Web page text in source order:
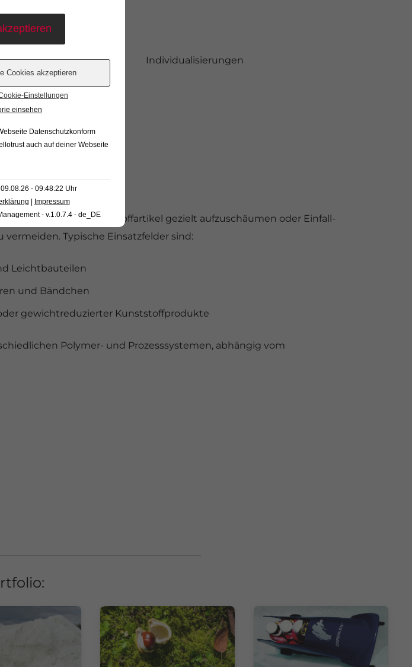
Funktionen Arten Individualisierungen
eingesetzt, um Kunststoffartikel gezielt aufzuschäumen oder Einfall-
Typische Einsatzfelder sind:
Leichtbauteilen
und Bändchen
gewichtreduzierter Kunststoffprodukte
Polymer- und Prozesssystemen, abhängig vom
Einstellungen
einsehen
Datenschutzkonform
auch auf deiner Webseite
- 09:48:22 Uhr
| Impressum
- v.1.0.7.4 - de_DE